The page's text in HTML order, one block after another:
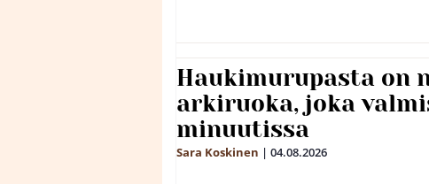
Haukimurupasta on
arkiruoka, joka
minuutissa
Sara Koskinen | 04.08.2026